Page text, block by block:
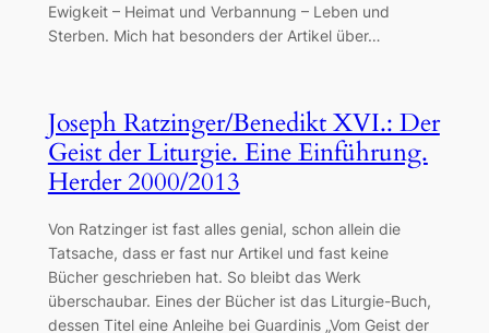
Ewigkeit – Heimat und Verbannung – Leben und
Sterben. Mich hat besonders der Artikel über…
Joseph Ratzinger/Benedikt XVI.: Der
Geist der Liturgie. Eine Einführung.
Herder 2000/2013
Von Ratzinger ist fast alles genial, schon allein die
Tatsache, dass er fast nur Artikel und fast keine
Bücher geschrieben hat. So bleibt das Werk
überschaubar. Eines der Bücher ist das Liturgie-Buch,
dessen Titel eine Anleihe bei Guardinis „Vom Geist der